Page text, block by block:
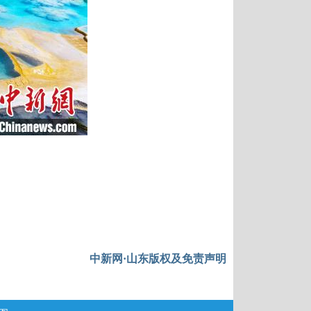
中新网·山东版权及免责声明